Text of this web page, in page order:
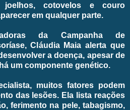
joelhos, cotovelos e couro
em qualquer parte.
da Campanha de
Cláudia Maia alerta que
a doença, apesar de
um componente genético.
muitos fatores podem
das lesões. Ela lista reações
ferimento na pele, tabagismo,